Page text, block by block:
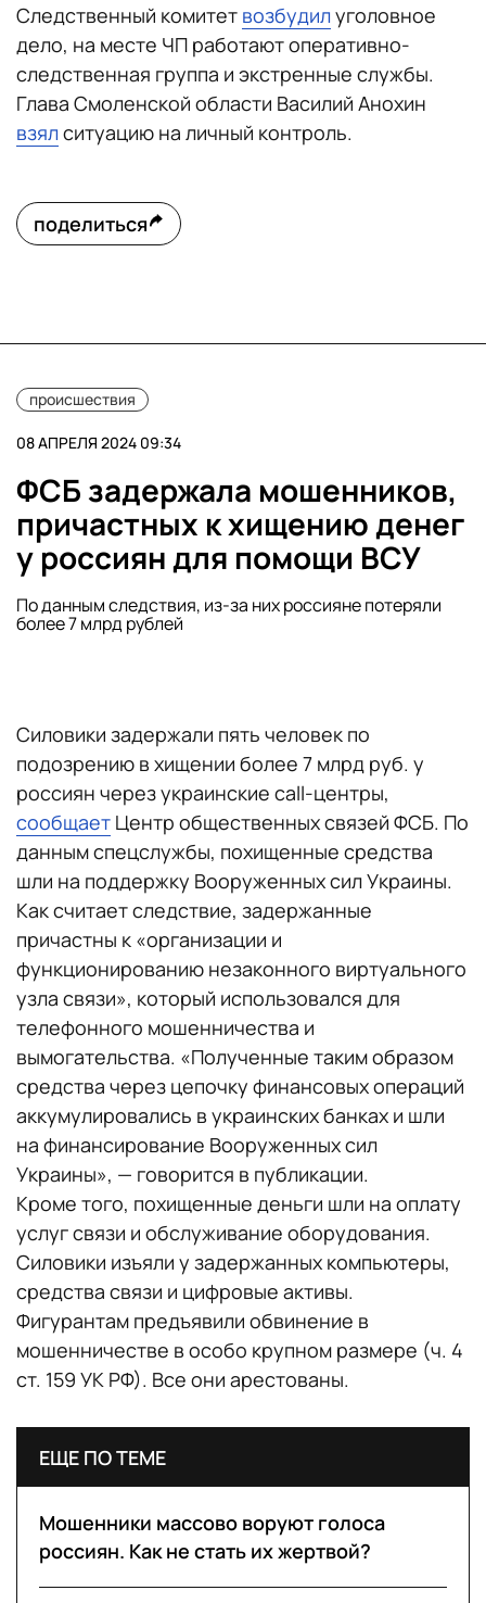
Следственный комитет возбудилуголовное
дело, на месте ЧП работают оперативно-
следственная группа и экстренные службы.
Глава Смоленской области Василий Анохин
взялситуацию на личный контроль.
поделиться
происшествия
08 АПРЕЛЯ 2024 09:34
ФСБ задержала мошенников,
причастных к хищению денег
у россиян для помощи ВСУ
По данным следствия, из-за них россияне потеряли
более 7 млрд рублей
Силовики задержали пять человек по
подозрению в хищении более 7 млрд руб. у
россиян через украинские call-центры,
сообщает Центр общественных связей ФСБ. По
данным спецслужбы, похищенные средства
шли на поддержку Вооруженных сил Украины.
Как считает следствие, задержанные
причастны к «организации и
функционированию незаконного виртуального
узла связи», который использовался для
телефонного мошенничества и
вымогательства. «Полученные таким образом
средства через цепочку финансовых операций
аккумулировались в украинских банках и шли
на финансирование Вооруженных сил
Украины», — говорится в публикации.
Кроме того, похищенные деньги шли на оплату
услуг связи и обслуживание оборудования.
Силовики изъяли у задержанных компьютеры,
средства связи и цифровые активы.
Фигурантам предъявили обвинение в
мошенничестве в особо крупном размере (ч. 4
ст. 159 УК РФ). Все они арестованы.
ЕЩЕ ПО ТЕМЕ
Мошенники массово воруют голоса
россиян. Как не стать их жертвой?